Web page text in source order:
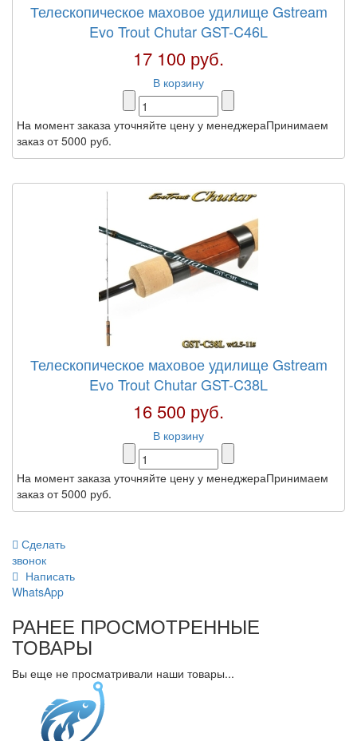
Телескопическое маховое удилище Gstream
Evo Trout Chutar GST-C46L
17 100 руб.
В корзину
На момент заказа уточняйте цену у менеджераПринимаем
заказ от 5000 руб.
Телескопическое маховое удилище Gstream
Evo Trout Chutar GST-C38L
16 500 руб.
В корзину
На момент заказа уточняйте цену у менеджераПринимаем
заказ от 5000 руб.
Сделать
звонок
Написать
WhatsApp
РАНЕЕ ПРОСМОТРЕННЫЕ
ТОВАРЫ
Вы еще не просматривали наши товары...